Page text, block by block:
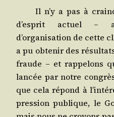
Il n’y a pas à
d’esprit actuel –
d’organisation de cette
a pu obte­nir des
fraude – et rap­pe­lons
lan­cée par notre
que cela répond à
pres­sion publique, le